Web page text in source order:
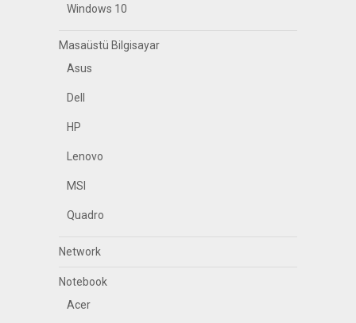
Windows 10
Masaüstü Bilgisayar
Asus
Dell
HP
Lenovo
MSI
Quadro
Network
Notebook
Acer